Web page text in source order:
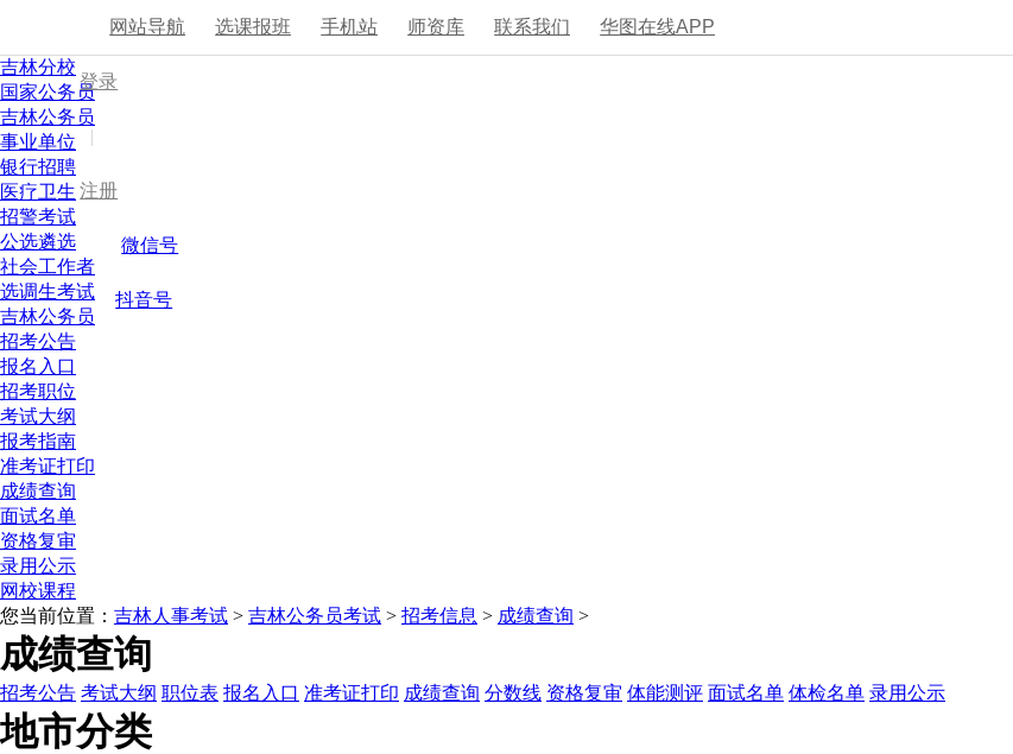
网站导航 选课报班 手机站 师资库 联系我们 华图在线APP
登录
|
注册
微信号
抖音号
吉林分校
国家公务员
吉林公务员
事业单位
银行招聘
医疗卫生
招警考试
公选遴选
社会工作者
选调生考试
吉林公务员
招考公告
报名入口
招考职位
考试大纲
报考指南
准考证打印
成绩查询
面试名单
资格复审
录用公示
网校课程
您当前位置： 吉林人事考试 > 吉林公务员考试 > 招考信息 > 成绩查询 >
成绩查询
招考公告 考试大纲 职位表 报名入口 准考证打印 成绩查询 分数线 资格复审 体能测评 面试名单 体检名单 录用公示
地市分类